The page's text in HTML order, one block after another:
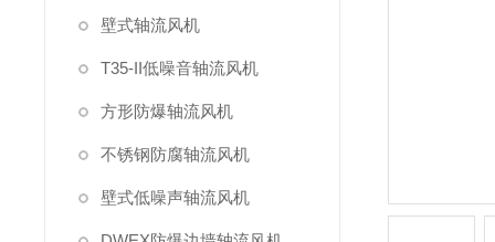
壁式轴流风机
T35-II低噪音轴流风机
方形防爆轴流风机
不锈钢防腐轴流风机
壁式低噪声轴流风机